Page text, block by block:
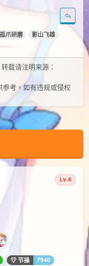
孤爪研磨
影山飞雄
载请注明来源：
考，如有违规或侵权
Lv.4
节操 7940